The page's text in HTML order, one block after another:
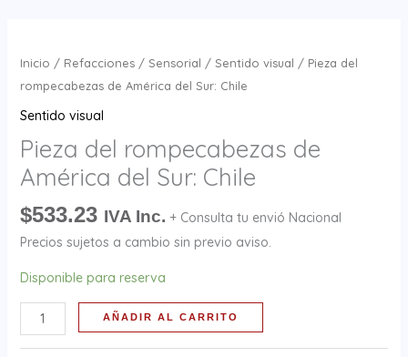
Inicio / Refacciones/ Sensorial / Sentido visual / Pieza del
rompecabezas de América del Sur: Chile
Sentido visual
Pieza del rompecabezas de
América del Sur: Chile
$533.23 IVA Inc. + Consulta tu envió Nacional
Precios sujetos a cambio sin previo aviso.
Disponible para reserva
del
rompecabezas
del
Sur:
cantidad
AÑADIR AL CARRITO